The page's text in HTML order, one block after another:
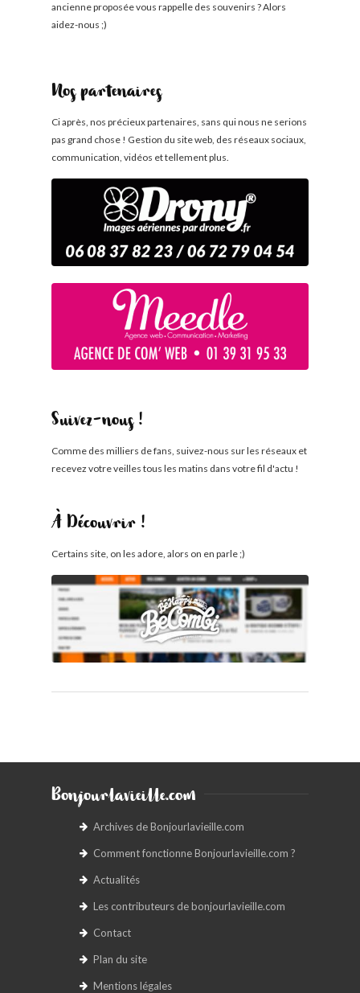
ancienne proposée vous rappelle des souvenirs ? Alors
aidez-nous ;)
Nos partenaires
Ci après, nos précieux partenaires, sans qui nous ne serions
pas grand chose ! Gestion du site web, des réseaux sociaux,
communication, vidéos et tellement plus.
Suivez-nous !
Comme des milliers de fans, suivez-nous sur les réseaux et
recevez votre veilles tous les matins dans votre fil d'actu !
À Découvrir !
Certains site, on les adore, alors on en parle ;)
Bonjourlavieille.com
Archives de Bonjourlavieille.com
Comment fonctionne Bonjourlavieille.com ?
Actualités
Les contributeurs de bonjourlavieille.com
Contact
Plan du site
Mentions légales